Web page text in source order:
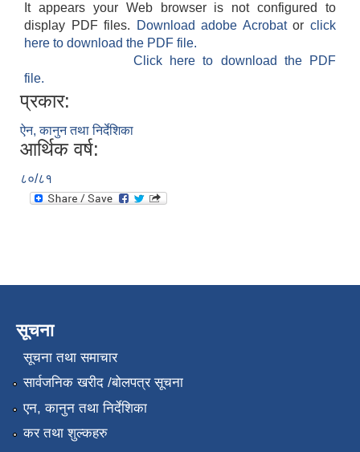
It appears your Web browser is not configured to
display PDF files.
Download adobe Acrobatorclick
here to download the PDF file.
Click here to download the PDF
file.
प्रकार:
ऐन, कानुन तथा निर्देशिका
आर्थिक वर्ष:
८०/८१
सूचना
सूचना तथा समाचार
सार्वजनिक खरीद /बोलपत्र सूचना
एन, कानुन तथा निर्देशिका
कर तथा शुल्कहरु